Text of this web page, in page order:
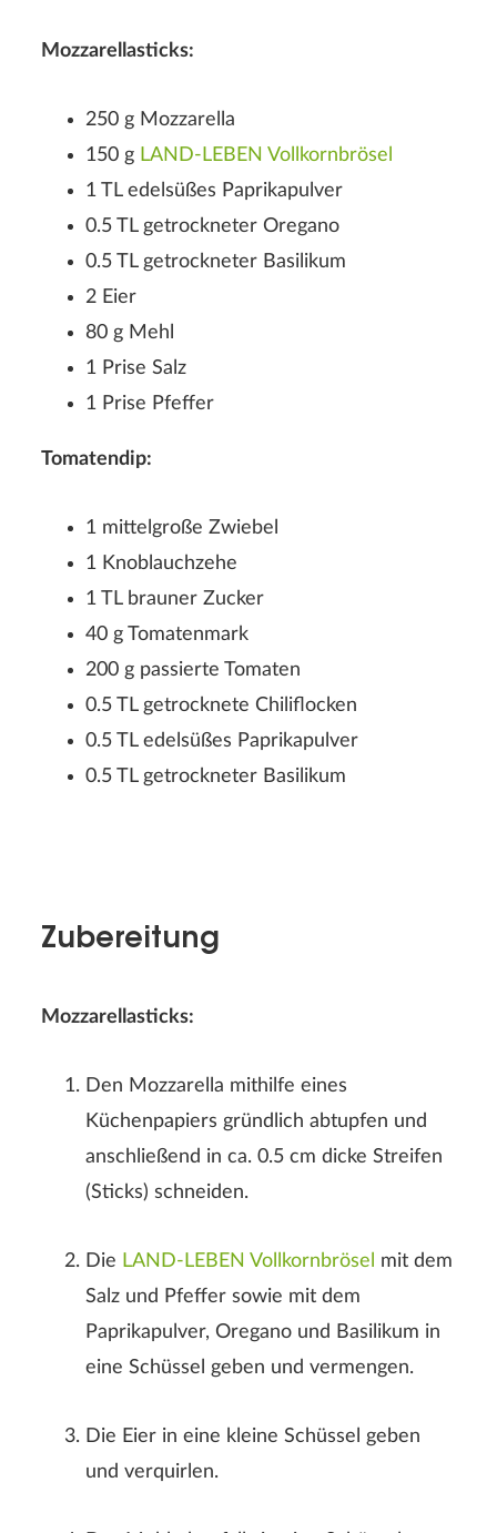
Mozzarellasticks:
250 g Mozzarella
150 g LAND-LEBEN Vollkornbrösel
1 TL edelsüßes Paprikapulver
0.5 TL getrockneter Oregano
0.5 TL getrockneter Basilikum
2 Eier
80 g Mehl
1 Prise Salz
1 Prise Pfeffer
Tomatendip:
1 mittelgroße Zwiebel
1 Knoblauchzehe
1 TL brauner Zucker
40 g Tomatenmark
200 g passierte Tomaten
0.5 TL getrocknete Chiliflocken
0.5 TL edelsüßes Paprikapulver
0.5 TL getrockneter Basilikum
Zubereitung
Mozzarellasticks:
Den Mozzarella mithilfe eines
Küchenpapiers gründlich abtupfen und
anschließend in ca. 0.5 cm dicke Streifen
(Sticks) schneiden.
Die LAND-LEBEN Vollkornbrösel
mit dem
Salz und Pfeffer sowie mit dem
Paprikapulver, Oregano und Basilikum in
eine Schüssel geben und vermengen.
Die Eier in eine kleine Schüssel geben
und verquirlen.